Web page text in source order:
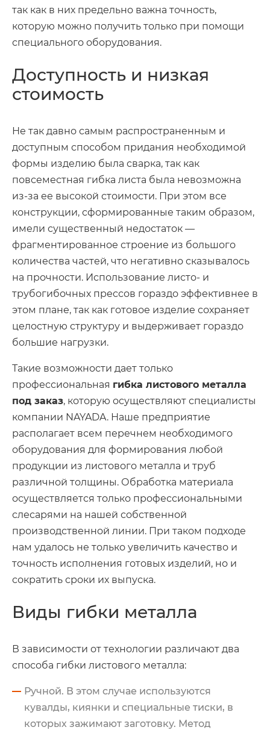
так как в них предельно важна точность,
которую можно получить только при помощи
специального оборудования.
Доступность и низкая
стоимость
Не так давно самым распространенным и
доступным способом придания необходимой
формы изделию была сварка, так как
повсеместная гибка листа была невозможна
из-за ее высокой стоимости. При этом все
конструкции, сформированные таким образом,
имели существенный недостаток —
фрагментированное строение из большого
количества частей, что негативно сказывалось
на прочности. Использование листо- и
трубогибочных прессов гораздо эффективнее в
этом плане, так как готовое изделие сохраняет
целостную структуру и выдерживает гораздо
большие нагрузки.
Такие возможности дает только
профессиональная гибка листового металла
под заказ, которую осуществляют специалисты
компании NAYADA. Наше предприятие
располагает всем перечнем необходимого
оборудования для формирования любой
продукции из листового металла и труб
различной толщины. Обработка материала
осуществляется только профессиональными
слесарями на нашей собственной
производственной линии. При таком подходе
нам удалось не только увеличить качество и
точность исполнения готовых изделий, но и
сократить сроки их выпуска.
Виды гибки металла
В зависимости от технологии различают два
способа гибки листового металла:
Ручной. В этом случае используются
кувалды, киянки и специальные тиски, в
которых зажимают заготовку. Метод